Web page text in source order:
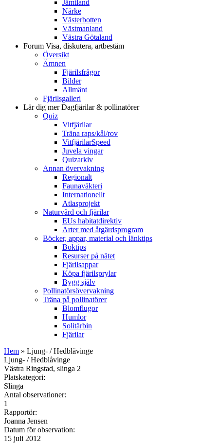
Jämtland
Närke
Västerbotten
Västmanland
Västra Götaland
Forum Visa, diskutera, artbestäm
Översikt
Ämnen
Fjärilsfrågor
Bilder
Allmänt
Fjärilsgalleri
Lär dig merDagfjärilar & pollinatörer
Quiz
Vitfjärilar
Träna raps/kål/rov
VitfjärilarSpeed
Juvela vingar
Quizarkiv
Annan övervakning
Regionalt
Faunaväkteri
Internationellt
Atlasprojekt
Naturvård och fjärilar
EUs habitatdirektiv
Arter med åtgärdsprogram
Böcker, appar, material och länktips
Boktips
Resurser på nätet
Fjärilsappar
Köpa fjärilsprylar
Bygg själv
Pollinatörsövervakning
Träna på pollinatörer
Blomflugor
Humlor
Solitärbin
Fjärilar
Hem » Ljung- / Hedblåvinge
Ljung- / Hedblåvinge
Västra Ringstad, slinga 2
Platskategori:
Slinga
Antal observationer:
1
Rapportör:
Joanna Jensen
Datum för observation:
15 juli 2012